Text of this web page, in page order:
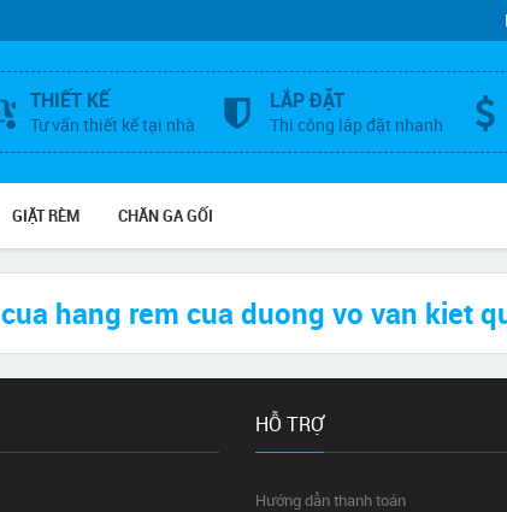
THIẾT KẾ
Tư vấn thiết kế tại nhà
LẮP ĐẶT
Thi công lắp đặt nhanh
GIẶT RÈM CHĂN GA GỐI
cua hang rem cua duong vo van kiet
HỖ TRỢ
Hướng dẫn thanh toán